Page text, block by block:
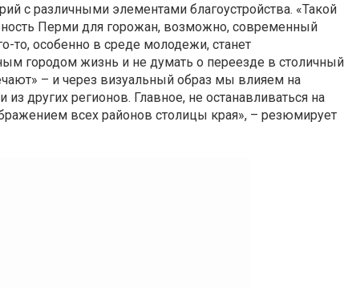
с различными элементами благоустройства. «Такой
Перми для горожан, возможно, современный
то, особенно в среде молодежи, станет
городом жизнь и не думать о переезде в столичный
– и через визуальный образ мы влияем на
других регионов. Главное, не останавливаться на
всех районов столицы края», – резюмирует